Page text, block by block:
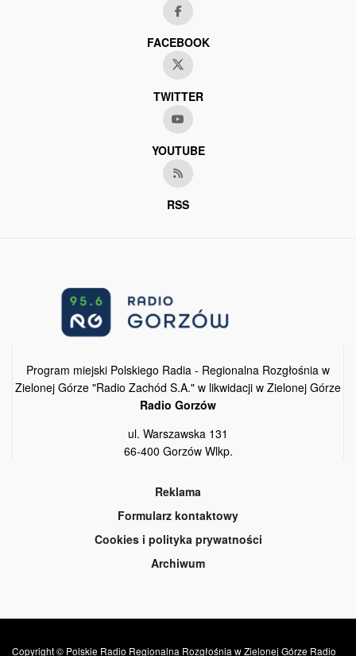
FACEBOOK
TWITTER
YOUTUBE
RSS
Program miejski Polskiego Radia - Regionalna Rozgłośnia w
Zielonej Górze "Radio Zachód S.A." w likwidacji w Zielonej Górze
Radio Gorzów
ul. Warszawska 131
66-400 Gorzów Wlkp.
Reklama
Formularz kontaktowy
Cookies i polityka prywatności
Archiwum
Copyright © Polskie Radio Regionalna Rozgłośnia w Zielonej Górze Radio